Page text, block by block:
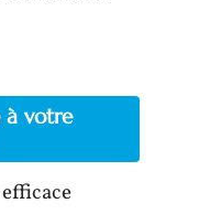
à votre